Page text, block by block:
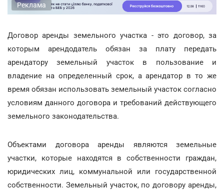
Реклама
Договор аренды земельного участка - это договор, за
которым арендодатель обязан за плату передать
арендатору земельный участок в пользование и
владение на определенный срок, а арендатор в то же
время обязан использовать земельный участок согласно
условиям данного договора и требований действующего
земельного законодательства.
Объектами договора аренды являются земельные
участки, которые находятся в собственности граждан,
юридических лиц, коммунальной или государственной
собственности. Земельный участок, по договору аренды,